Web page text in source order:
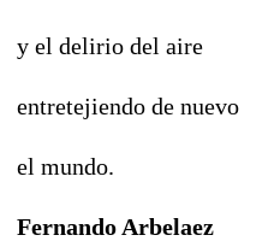
y el delirio del aire
entretejiendo de nuevo
el mundo.
Fernando Arbelaez